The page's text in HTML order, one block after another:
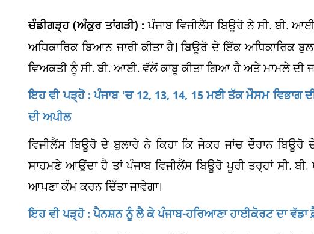
ਚੰਡੀਗੜ੍ਹ (ਅੰਕੁਰ ਤਾਂਗੜੀ) : ਪੰਜਾਬ ਵਿਜੀਲੈਂਸ ਬਿਊਰੋ ਨੇ ਸੀ. ਬੀ.
ਅਧਿਕਾਰਿਕ ਬਿਆਨ ਜਾਰੀ ਕੀਤਾ ਹੈ। ਬਿਊਰੋ ਦੇ ਇੱਕ ਅਧਿਕਾਰਿਕ
ਵਿਅਕਤੀ ਨੂੰ ਸੀ. ਬੀ. ਆਈ. ਵੱਲੋਂ ਕਾਬੂ ਕੀਤਾ ਗਿਆ ਹੈ ਅਤੇ ਮਾਮਲੇ ਦੀ
ਇਹ ਵੀ ਪੜ੍ਹੋ : ਪੰਜਾਬ 'ਚ 12, 13, 14, 15 ਮਈ ਤੱਕ ਮੌਸਮ ਵਿਭਾਗ
ਦੀ ਅਪੀਲ
ਵਿਜੀਲੈਂਸ ਬਿਊਰੋ ਦੇ ਬੁਲਾਰੇ ਨੇ ਕਿਹਾ ਕਿ ਜੇਕਰ ਜਾਂਚ ਦੌਰਾਨ ਬਿਊਰੋ
ਸਾਹਮਣੇ ਆਉਂਦਾ ਹੈ ਤਾਂ ਪੰਜਾਬ ਵਿਜੀਲੈਂਸ ਬਿਊਰੋ ਪੂਰੀ ਤਰ੍ਹਾਂ ਸੀ.
ਆਪਣਾ ਕੰਮ ਕਰਨ ਦਿੱਤਾ ਜਾਵੇਗਾ।
ਇਹ ਵੀ ਪੜ੍ਹੋ : ਪੈਨਸ਼ਨ ਨੂੰ ਲੈ ਕੇ ਪੰਜਾਬ-ਹਰਿਆਣਾ ਹਾਈਕੋਰਟ ਦਾ ਵੱਡਾ